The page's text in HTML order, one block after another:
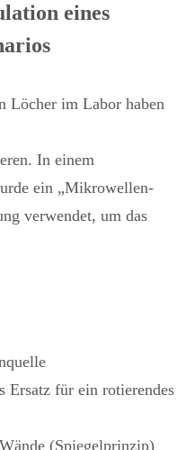
eines
Löcher im Labor haben
In einem
ein „Mikrowellen-
verwendet, um das
Ersatz für ein rotierendes
(Spiegelprinzip)